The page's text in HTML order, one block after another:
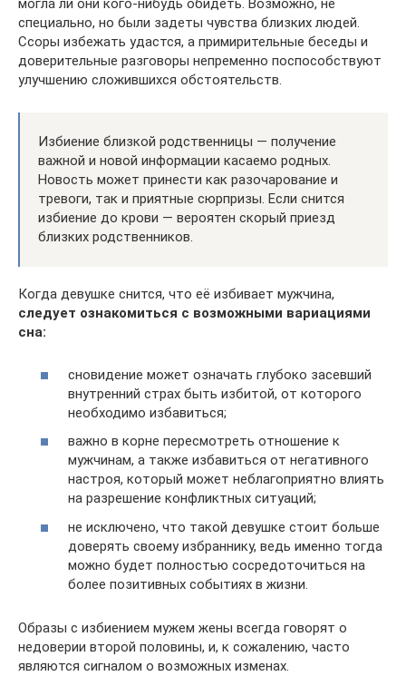
могла ли они кого-нибудь обидеть. Возможно, не
специально, но были задеты чувства близких людей.
Ссоры избежать удастся, а примирительные беседы и
доверительные разговоры непременно поспособствуют
улучшению сложившихся обстоятельств.
Избиение близкой родственницы — получение
важной и новой информации касаемо родных.
Новость может принести как разочарование и
тревоги, так и приятные сюрпризы. Если снится
избиение до крови — вероятен скорый приезд
близких родственников.
Когда девушке снится, что её избивает мужчина,
следует ознакомиться с возможными вариациями
сна:
сновидение может означать глубоко засевший
внутренний страх быть избитой, от которого
необходимо избавиться;
важно в корне пересмотреть отношение к
мужчинам, а также избавиться от негативного
настроя, который может неблагоприятно влиять
на разрешение конфликтных ситуаций;
не исключено, что такой девушке стоит больше
доверять своему избраннику, ведь именно тогда
можно будет полностью сосредоточиться на
более позитивных событиях в жизни.
Образы с избиением мужем жены всегда говорят о
недоверии второй половины, и, к сожалению, часто
являются сигналом о возможных изменах.